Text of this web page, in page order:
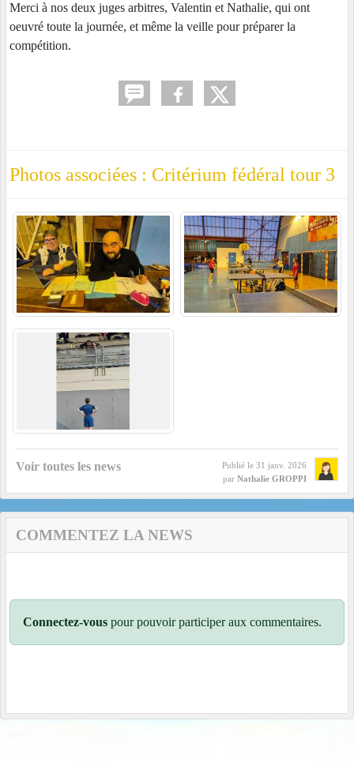
Merci à nos deux juges arbitres, Valentin et Nathalie, qui ont
oeuvré toute la journée, et même la veille pour préparer la
compétition.
Photos associées : Critérium fédéral tour 3
Voir toutes les news Publié le 31 janv. 2026
par Nathalie GROPPI
COMMENTEZ LA NEWS
Connectez-vous pour pouvoir participer aux commentaires.